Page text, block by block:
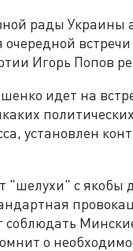
рады Украины
очередной
Игорь Попов
идет на
установлен
"шелухи" с
соблюдать
о